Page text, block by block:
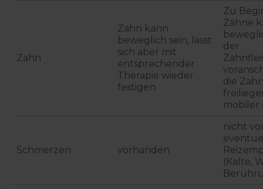
Zahn
Zahn kann
beweglich sein, lässt
sich aber mit
entsprechender
Therapie wieder
festigen.
Zu
Zähne
der
die
mobiler
Schmerzen vorhanden
nicht
(Kälte,